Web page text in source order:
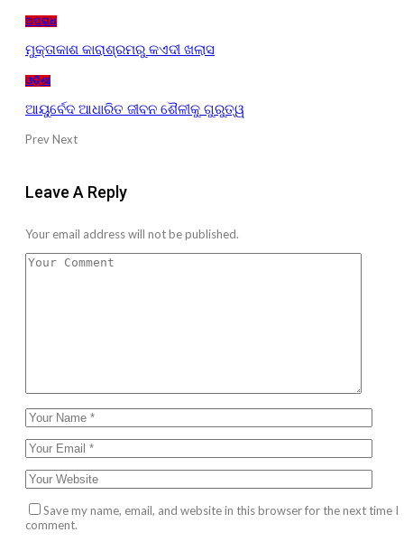
ଅପରାଧ
ମୁକ୍ତାକାଶ କାରାଶ୍ରମରୁ କଏଦୀ ଖଲାସ
ଓଡ଼ିଶା
ଆୟୁର୍ବେଦ ଆଧାରିତ ଜୀବନ ଶୈଳୀକୁ ଗୁରୁତ୍ୱ
PrevNext
Leave A Reply
Your email address will not be published.
Save my name, email, and website in this browser for the next time I
comment.